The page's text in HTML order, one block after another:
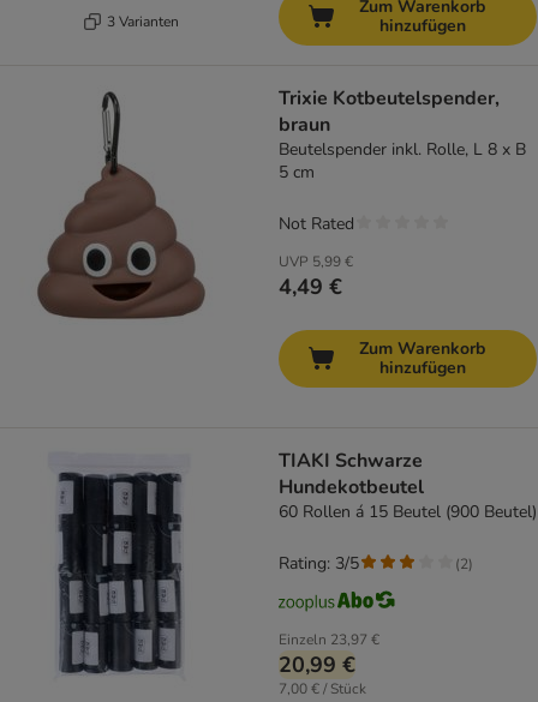
3 Varianten
Zum Warenkorb
hinzufügen
Trixie Kotbeutelspender,
braun
Beutelspender inkl. Rolle, L 8 x B
5 cm
UVP 5,99 €
4,49 €
Not Rated
Zum Warenkorb
hinzufügen
TIAKI Schwarze
Hundekotbeutel
60 Rollen á 15 Beutel (900 Beutel)
Einzeln 23,97 €
20,99 €
7,00 € / Stück
Rating: 3/5 (2)